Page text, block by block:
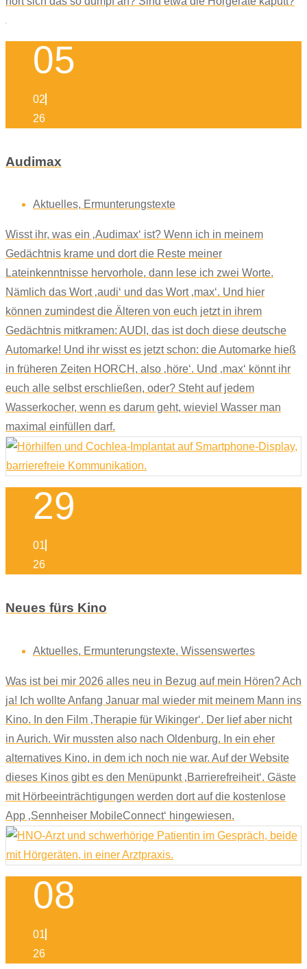
05
02
26
Audimax
Aktuelles, Ermunterungstexte
Wisst ihr, was ein ‚Audimax‘ ist? Wenn ich in meinem
Gedächtnis krame und dort die Reste meiner
Lateinkenntnisse hervorhole, dann lese ich zwei Worte.
Nämlich das Wort ‚audi‘ und das Wort ‚max‘. Und hier
können zumindest die Älteren von euch jetzt in ihrem
Gedächtnis mitkramen: AUDI, das ist doch diese deutsche
Automarke! Und ihr wisst es jetzt schon: die Automarke hieß
in früheren Zeiten HORCH, also ‚höre‘. Und ‚max‘ könnt ihr
euch alle selbst erschließen, oder? Steht auf jedem
Wasserkocher, wenn es darum geht, wieviel Wasser man
maximal einfüllen darf.
29
01
26
Neues fürs Kino
Aktuelles, Ermunterungstexte, Wissenswertes
Was ist bei mir 2026 alles neu in Bezug auf mein Hören? Ach
ja! Ich wollte Anfang Januar mal wieder mit meinem Mann ins
Kino. In den Film ‚Therapie für Wikinger‘. Der lief aber nicht
in Aurich. Wir mussten also nach Oldenburg. In ein eher
alternatives Kino, in dem ich noch nie war. Auf der Website
dieses Kinos gibt es den Menüpunkt ‚Barrierefreiheit‘. Gäste
mit Hörbeeinträchtigungen werden dort auf die kostenlose
App ‚Sennheiser MobileConnect‘ hingewiesen.
08
01
26